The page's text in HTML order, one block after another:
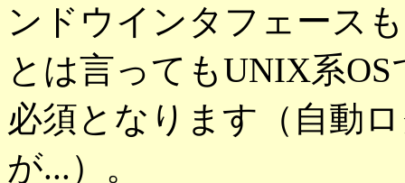
ンドウインタフェース
とは言ってもUNIX系
必須となります（自動
が...）。